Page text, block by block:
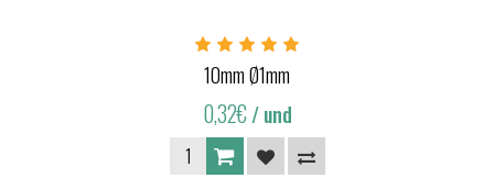
10mm Ø1mm
0,32€/ und